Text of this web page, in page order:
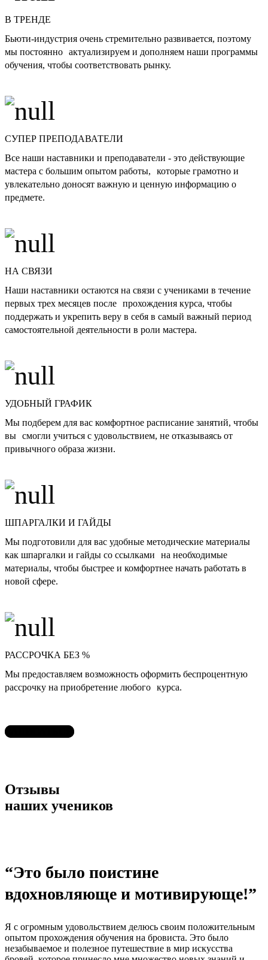
В ТРЕНДЕ
Бьюти-индустрия очень стремительно развивается, поэтому
мы постоянно актуализируем и дополняем наши программы
обучения, чтобы соответствовать рынку.
СУПЕР ПРЕПОДАВАТЕЛИ
Все наши наставники и преподаватели - это действующие
мастера с большим опытом работы, которые грамотно и
увлекательно доносят важную и ценную информацию о
предмете.
НА СВЯЗИ
Наши наставники остаются на связи с учениками в течение
первых трех месяцев после прохождения курса, чтобы
поддержать и укрепить веру в себя в самый важный период
самостоятельной деятельности в роли мастера.
УДОБНЫЙ ГРАФИК
Мы подберем для вас комфортное расписание занятий, чтобы
вы смогли учиться с удовольствием, не отказываясь от
привычного образа жизни.
ШПАРГАЛКИ И ГАЙДЫ
Мы подготовили для вас удобные методические материалы
как шпаргалки и гайды со ссылками на необходимые
материалы, чтобы быстрее и комфортнее начать работать в
новой сфере.
РАССРОЧКА БЕЗ %
Мы предоставляем возможность оформить беспроцентную
рассрочку на приобретение любого курса.
Отзывы
наших учеников
“Это было поистине
вдохновляюще и мотивирующе!”
Я с огромным удовольствием делюсь своим положительным
опытом прохождения обучения на бровиста. Это было
незабываемое и полезное путешествие в мир искусства